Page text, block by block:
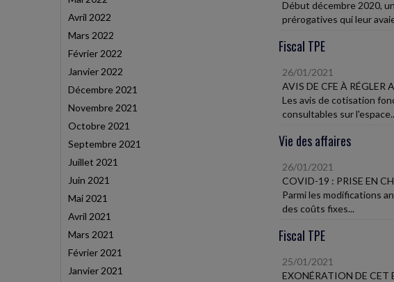
Avril 2022
Mars 2022
Février 2022
Janvier 2022
Décembre 2021
Novembre 2021
Octobre 2021
Septembre 2021
Juillet 2021
Juin 2021
Mai 2021
Avril 2021
Mars 2021
Février 2021
Janvier 2021
Début décembre 2020,
prérogatives qui leur
Fiscal TPE
26/01/2021
AVIS DE CFE À RÉGLER
Les avis de cotisation
consultables sur
Vie des affaires
26/01/2021
COVID-19 : PRISE EN
Parmi les modifications
des coûts fixes...
Fiscal TPE
25/01/2021
EXONÉRATION DE CET